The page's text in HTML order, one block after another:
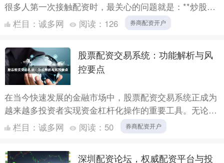
很多人第一次接触配资时，最关心的问题就是：**炒股加
杠杆利息多少？日息万几？** 今天我们就来详细拆解配资
利....
栏目： 诚多网 阅读： 126 券商配资开户
股票配资交易系统：功能解析与风
控要点
在当今快速发展的金融市场中，股票配资交易系统正成为
越来越多投资者实现资金杠杆化操作的重要工具。无论是
个人投资者还是机构用户券商配资开户，都需要对这一系
统的核心功....
栏目： 诚多网 阅读： 50 券商配资开户
深圳配资论坛，权威配资平台与投